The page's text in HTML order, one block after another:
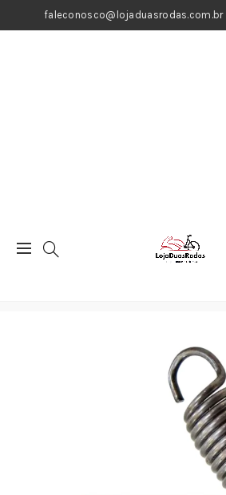
faleconosco@lojaduasrodas.com.br|